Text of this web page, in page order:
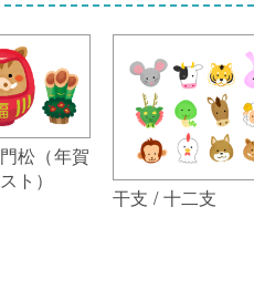
松（年賀
ト）
干支 / 十二支